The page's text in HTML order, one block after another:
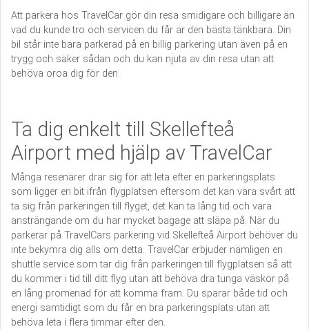
Att parkera hos TravelCar gör din resa smidigare och billigare än
vad du kunde tro och servicen du får är den bästa tänkbara. Din
bil står inte bara parkerad på en billig parkering utan även på en
trygg och säker sådan och du kan njuta av din resa utan att
behöva oroa dig för den.
Ta dig enkelt till Skellefteå
Airport med hjälp av TravelCar
Många resenärer drar sig för att leta efter en parkeringsplats
som ligger en bit ifrån flygplatsen eftersom det kan vara svårt att
ta sig från parkeringen till flyget, det kan ta lång tid och vara
ansträngande om du har mycket bagage att släpa på. När du
parkerar på TravelCars parkering vid Skellefteå Airport behöver du
inte bekymra dig alls om detta. TravelCar erbjuder nämligen en
shuttle service som tar dig från parkeringen till flygplatsen så att
du kommer i tid till ditt flyg utan att behöva dra tunga väskor på
en lång promenad för att komma fram. Du sparar både tid och
energi samtidigt som du får en bra parkeringsplats utan att
behöva leta i flera timmar efter den.